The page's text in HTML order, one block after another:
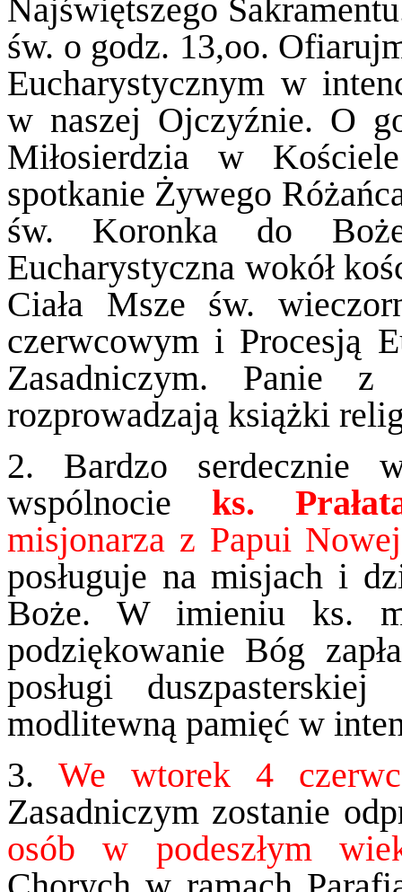
Najświętszego
św. o godz. 13,oo.
Eucharystycznym w
w naszej Ojczyźnie. O
Miłosierdzia w
spotkanie Żywego
św. Koronka do
Eucharystyczna wokół
Ciała Msze św.
czerwcowym i Procesją
Zasadniczym. Panie z
rozprowadzają książki
2. Bardzo serdecznie
wspólnocie ks.
misjonarza z Papui
posługuje na misjach i
Boże. W imieniu ks.
podziękowanie Bóg
posługi
modlitewną pamięć w
3. We wtorek 4
Zasadniczym zostanie
osób w podeszłym